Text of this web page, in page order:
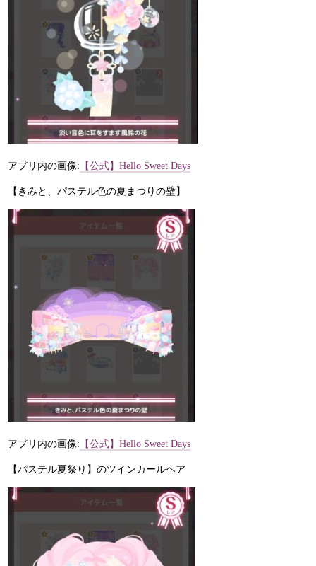
アプリ内の画像: 【公式】Hello Sweet Days
【きみと、パステル色の夏まつりの壁】
アプリ内の画像: 【公式】Hello Sweet Days
【パステル夏祭り】のツインカールヘア